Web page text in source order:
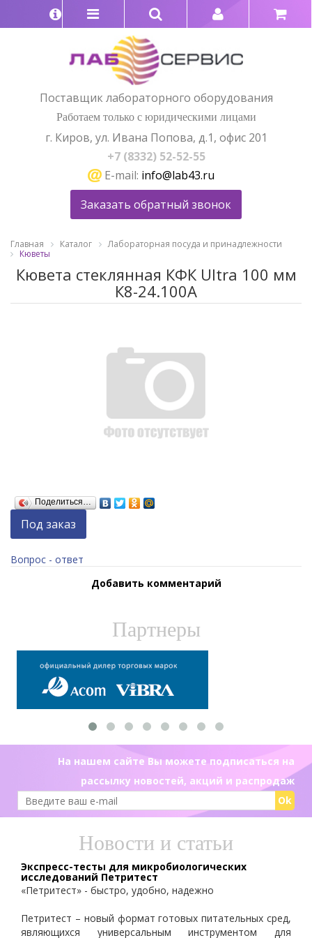
Поставщик лабораторного оборудования
Работаем только с юридическими лицами
г. Киров, ул. Ивана Попова, д.1, офис 201
+7 (8332) 52-52-55
E-mail: info@lab43.ru
Заказать обратный звонок
Главная Каталог
Лабораторная посуда и принадлежности
Кюветы
Кювета стеклянная КФК Ultra 100 мм
К8-24.100A
Поделиться…
Под заказ
Вопрос - ответ
Добавить комментарий
Партнеры
На нашем сайте Вы можете подписаться на
рассылку новостей, акций и распродаж
Ok
Новости и статьи
Экспресс-тесты для микробиологических
исследований Петритест
«Петритест» - быстро, удобно, надежно
Петритест – новый формат готовых питательных сред,
являющихся универсальным инструментом для